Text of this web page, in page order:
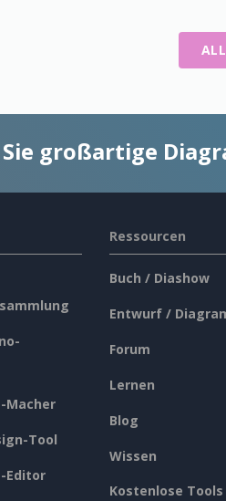
großartige
Macher
Tool
Editor
Ressourcen
Buch / Diashow
Entwurf /
Forum
Lernen
Blog
Wissen
Kostenlose Tools